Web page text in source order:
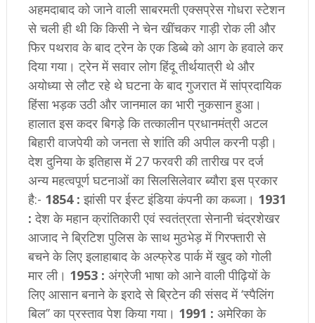
अहमदाबाद को जाने वाली साबरमती एक्सप्रेस गोधरा स्टेशन
से चली ही थी कि किसी ने चेन खींचकर गाड़ी रोक ली और
फिर पथराव के बाद ट्रेन के एक डिब्बे को आग के हवाले कर
दिया गया। ट्रेन में सवार लोग हिंदू तीर्थयात्री थे और
अयोध्या से लौट रहे थे घटना के बाद गुजरात में सांप्रदायिक
हिंसा भड़क उठी और जानमाल का भारी नुकसान हुआ।
हालात इस कदर बिगड़े कि तत्कालीन प्रधानमंत्री अटल
बिहारी वाजपेयी को जनता से शांति की अपील करनी पड़ी।
देश दुनिया के इतिहास में 27 फरवरी की तारीख पर दर्ज
अन्य महत्वपूर्ण घटनाओं का सिलसिलेवार ब्यौरा इस प्रकार
है:- 1854 : झांसी पर ईस्ट इंडिया कंपनी का कब्जा। 1931
: देश के महान क्रांतिकारी एवं स्वतंत्रता सेनानी चंद्रशेखर
आजाद ने ब्रिटिश पुलिस के साथ मुठभेड़ में गिरफ्तारी से
बचने के लिए इलाहाबाद के अल्फ्रेड पार्क में खुद को गोली
मार ली। 1953 : अंग्रेजी भाषा को आने वाली पीढ़ियों के
लिए आसान बनाने के इरादे से ब्रिटेन की संसद में ‘स्पैलिंग
बिल’’ का प्रस्ताव पेश किया गया। 1991 : अमेरिका के